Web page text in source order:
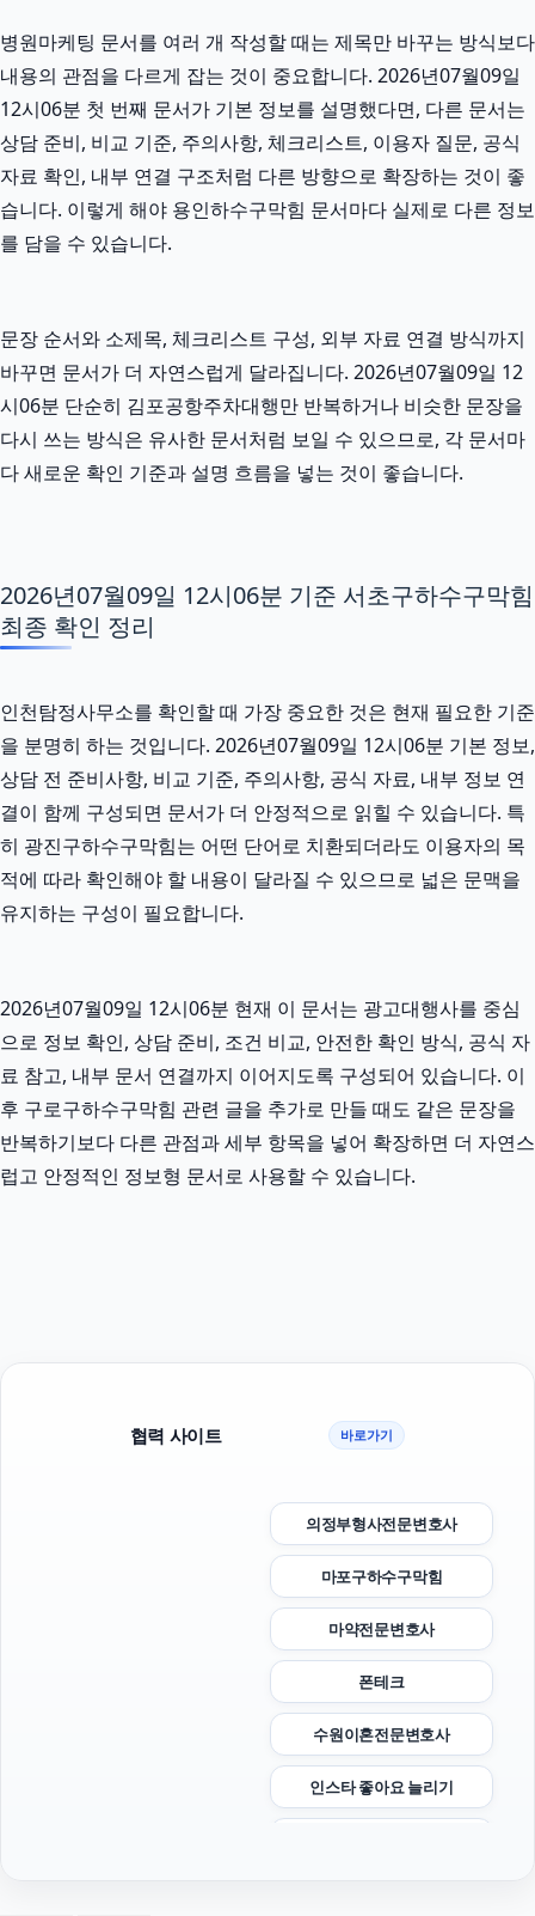
병원마케팅 문서를 여러 개 작성할 때는 제목만 바꾸는 방식보다
내용의 관점을 다르게 잡는 것이 중요합니다. 2026년07월09일
12시06분 첫 번째 문서가 기본 정보를 설명했다면, 다른 문서는
상담 준비, 비교 기준, 주의사항, 체크리스트, 이용자 질문, 공식
자료 확인, 내부 연결 구조처럼 다른 방향으로 확장하는 것이 좋
습니다. 이렇게 해야 용인하수구막힘 문서마다 실제로 다른 정보
를 담을 수 있습니다.
문장 순서와 소제목, 체크리스트 구성, 외부 자료 연결 방식까지
바꾸면 문서가 더 자연스럽게 달라집니다. 2026년07월09일 12
시06분 단순히 김포공항주차대행만 반복하거나 비슷한 문장을
다시 쓰는 방식은 유사한 문서처럼 보일 수 있으므로, 각 문서마
다 새로운 확인 기준과 설명 흐름을 넣는 것이 좋습니다.
2026년07월09일 12시06분 기준 서초구하수구막힘
최종 확인 정리
인천탐정사무소를 확인할 때 가장 중요한 것은 현재 필요한 기준
을 분명히 하는 것입니다. 2026년07월09일 12시06분 기본 정보,
상담 전 준비사항, 비교 기준, 주의사항, 공식 자료, 내부 정보 연
결이 함께 구성되면 문서가 더 안정적으로 읽힐 수 있습니다. 특
히 광진구하수구막힘는 어떤 단어로 치환되더라도 이용자의 목
적에 따라 확인해야 할 내용이 달라질 수 있으므로 넓은 문맥을
유지하는 구성이 필요합니다.
2026년07월09일 12시06분 현재 이 문서는 광고대행사를 중심
으로 정보 확인, 상담 준비, 조건 비교, 안전한 확인 방식, 공식 자
료 참고, 내부 문서 연결까지 이어지도록 구성되어 있습니다. 이
후 구로구하수구막힘 관련 글을 추가로 만들 때도 같은 문장을
반복하기보다 다른 관점과 세부 항목을 넣어 확장하면 더 자연스
럽고 안정적인 정보형 문서로 사용할 수 있습니다.
협력 사이트 바로가기
의정부형사전문변호사
마포구하수구막힘
마약전문변호사
폰테크
수원이혼전문변호사
인스타 좋아요 늘리기